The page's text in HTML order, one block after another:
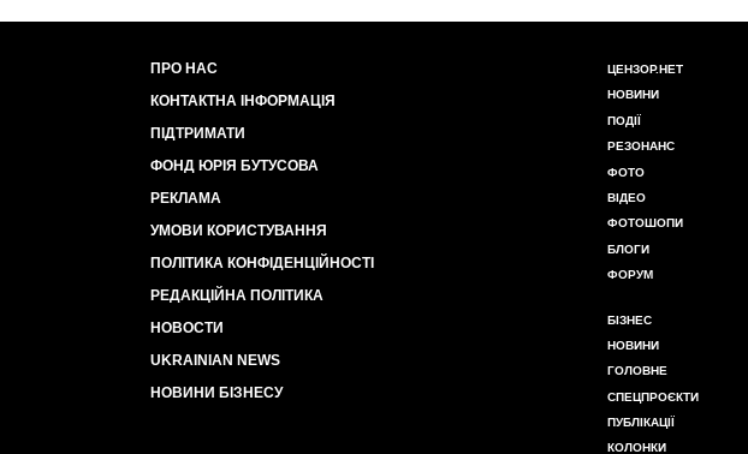
ПРО НАС
КОНТАКТНА ІНФОРМАЦІЯ
ПІДТРИМАТИ
ФОНД ЮРІЯ БУТУСОВА
РЕКЛАМА
УМОВИ КОРИСТУВАННЯ
ПОЛІТИКА КОНФІДЕНЦІЙНОСТІ
РЕДАКЦІЙНА ПОЛІТИКА
НОВОСТИ
UKRAINIAN NEWS
НОВИНИ БІЗНЕСУ
ЦЕНЗОР.НЕТ
НОВИНИ
ПОДІЇ
РЕЗОНАНС
ФОТО
ВІДЕО
ФОТОШОПИ
БЛОГИ
ФОРУМ
БІЗНЕС
НОВИНИ
ГОЛОВНЕ
СПЕЦПРОЄКТИ
ПУБЛІКАЦІЇ
КОЛОНКИ